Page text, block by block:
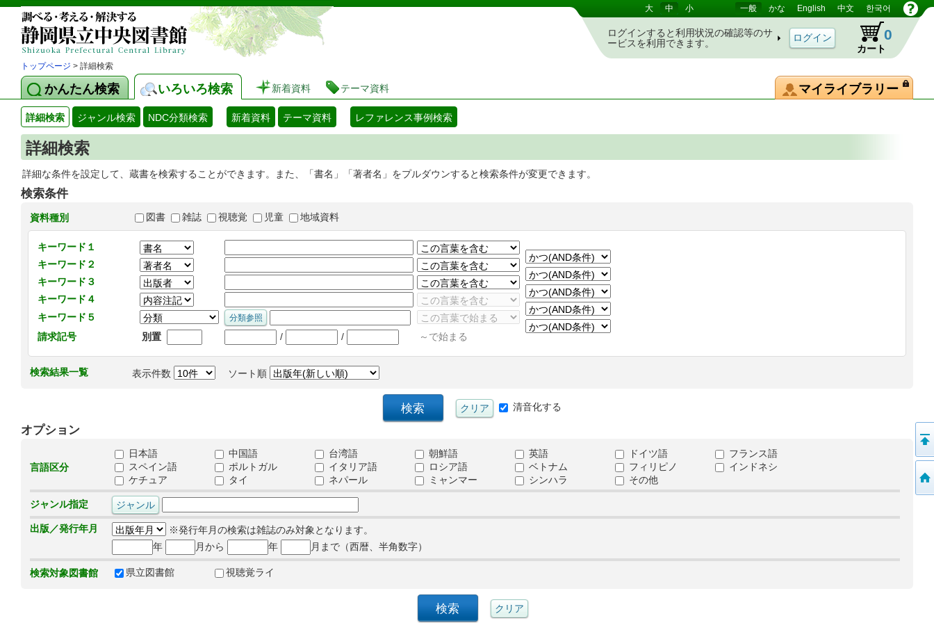
静岡県立図書館 蔵書検索・予約システム 大 中 小 一般 かな English 中文 한국어
ログインすると利用状況の確認等のサ
ービスを利用できます。
カート
0
トップページ > 詳細検索
かんたん検索 いろいろ検索 新着資料 テーマ資料 マイライブラリー
詳細検索 ジャンル検索 NDC分類検索 新着資料 テーマ資料 レファレンス事例検索
詳細検索
詳細な条件を設定して、蔵書を検索することができます。また、「書名」「著者名」をプルダウンすると検索条件が変更できます。
検索条件
資料種別 図書 雑誌 視聴覚 児童 地域資料
キーワード１
キーワード２
キーワード３
キーワード４
キーワード５
請求記号
別置 / / ～で始まる
検索結果一覧 表示件数 ソート順
清音化する
オプション
言語区分
日本語 中国語 台湾語 朝鮮語 英語 ドイツ語
フランス語
スペイン語
ポルトガル イタリア語 ロシア語 ベトナム フィリピノ
インドネシ
ケチュア
タイ ネパール ミャンマー シンハラ その他
ジャンル指定
出版／発行年月
※発行年月の検索は雑誌のみ対象となります。
年
月から 年 月まで（西暦、半角数字）
検索対象図書館 県立図書館 視聴覚ライ